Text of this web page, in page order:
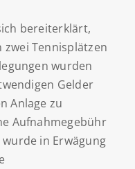
bereiterklärt,
zwei Tennisplätzen
wurden
Gelder
Anlage zu
Aufnahmegebühr
in Erwägung